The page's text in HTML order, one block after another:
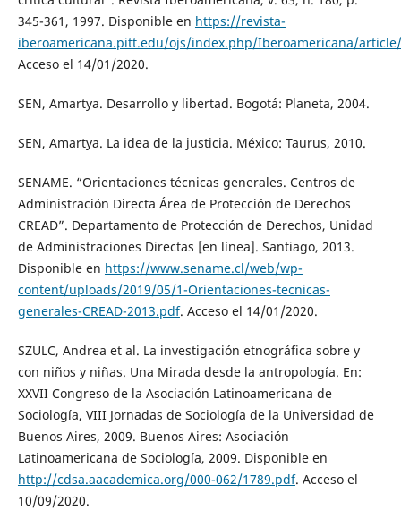
345-361, 1997. Disponible en https://revista-
iberoamericana.pitt.edu/ojs/index.php/Iberoamericana/
Acceso el 14/01/2020.
SEN, Amartya. Desarrollo y libertad. Bogotá: Planeta, 2004.
SEN, Amartya. La idea de la justicia. México: Taurus, 2010.
SENAME. “Orientaciones técnicas generales. Centros de
Administración Directa Área de Protección de Derechos
CREAD”. Departamento de Protección de Derechos, Unidad
de Administraciones Directas [en línea]. Santiago, 2013.
Disponible en https://www.sename.cl/web/wp-
content/uploads/2019/05/1-Orientaciones-tecnicas-
generales-CREAD-2013.pdf. Acceso el 14/01/2020.
SZULC, Andrea et al. La investigación etnográfica sobre y
con niños y niñas. Una Mirada desde la antropología. En:
XXVII Congreso de la Asociación Latinoamericana de
Sociología, VIII Jornadas de Sociología de la Universidad de
Buenos Aires, 2009. Buenos Aires: Asociación
Latinoamericana de Sociología, 2009. Disponible en
http://cdsa.aacademica.org/000-062/1789.pdf. Acceso el
10/09/2020.